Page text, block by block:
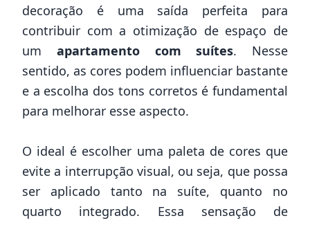
decoração é uma saída perfeita para
contribuir com a otimização de espaço de
um apartamento com suítes. Nesse
sentido, as cores podem influenciar bastante
e a escolha dos tons corretos é fundamental
para melhorar esse aspecto.
O ideal é escolher uma paleta de cores que
evite a interrupção visual, ou seja, que possa
ser aplicado tanto na suíte, quanto no
quarto integrado. Essa sensação de